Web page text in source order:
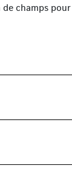
champs